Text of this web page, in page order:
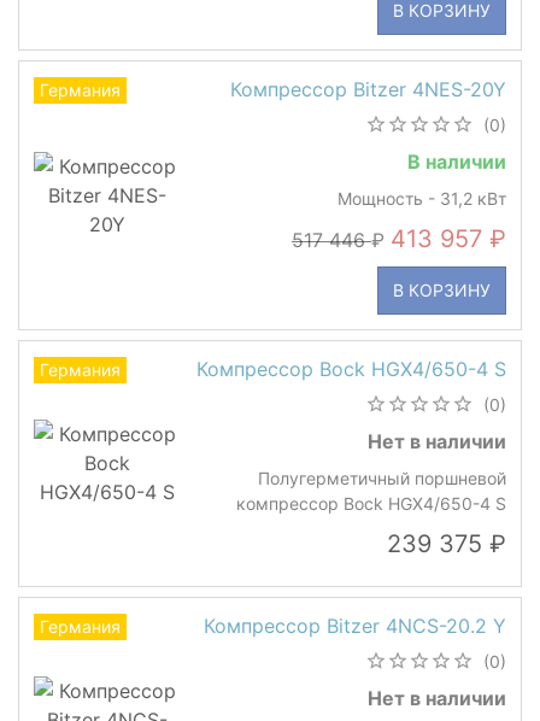
В КОРЗИНУ
Компрессор Bitzer 4NES-20Y
(0)
В наличии
Мощность - 31,2 кВт
517 446 413 957
В КОРЗИНУ
Германия
Компрессор Bock HGX4/650-4 S
(0)
Нет в наличии
Полугерметичный поршневой
компрессор Bock HGX4/650-4 S
239 375
Германия
Компрессор Bitzer 4NCS-20.2 Y
(0)
Нет в наличии
Германия